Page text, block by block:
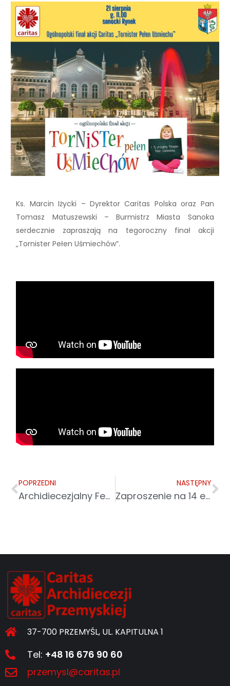
Ks. Marcin Iżycki – Dyrektor Caritas Polska oraz Pan
Tomasz Matuszewski – Burmistrz Miasta Sanoka
serdecznie zapraszają na tegoroczny finał akcji
„Tornister Pełen Uśmiechów”.
POPRZEDNI
Archidiecezjalny Festiwal Wdzięczności „Złote Kłosy” w Husowie
NASTĘPNY
Zaproszenie na 14 edycję finału akcji „Tornister Pełen Uśmiechów”
37-700 PRZEMYŚL, UL. KAPITULNA 1
Tel: +48 16 676 90 60
przemysl@caritas.pl